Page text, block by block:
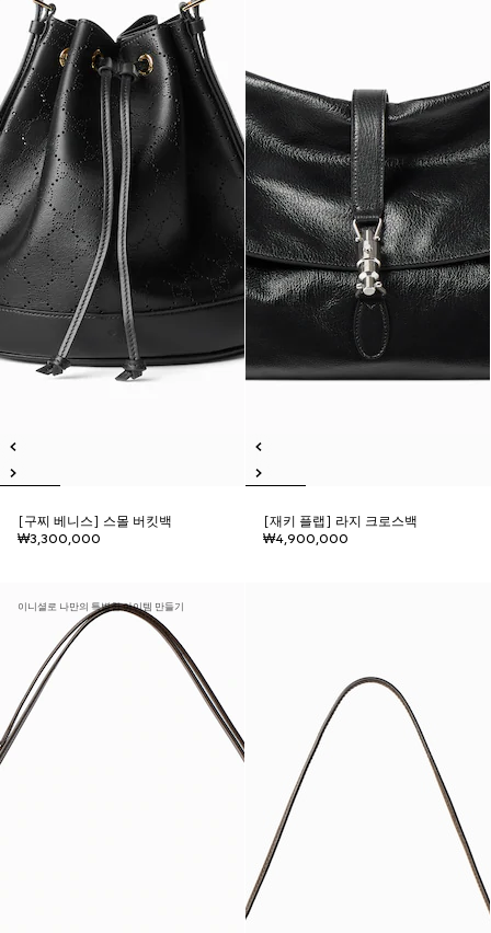
[구찌 베니스] 스몰 버킷백
₩3,300,000
[재키 플랩] 라지 크로스백
₩4,900,000
이니셜로 나만의 특별한 아이템 만들기